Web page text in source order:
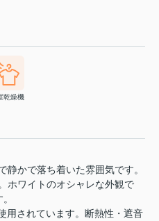
乾燥機
静かで落ち着いた雰囲気です。
ホワイトのオシャレな外観で
用されています。断熱性・遮音